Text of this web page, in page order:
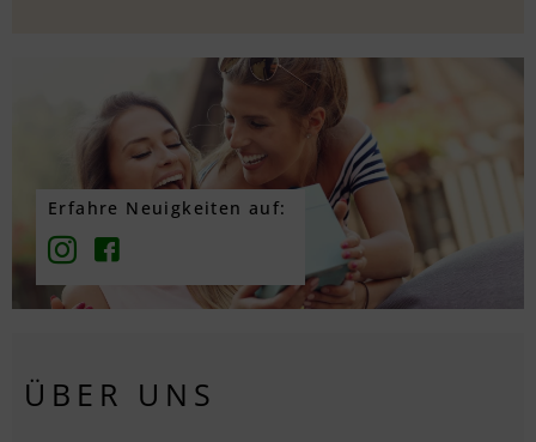
Erfahre Neuigkeiten auf:
ÜBER UNS